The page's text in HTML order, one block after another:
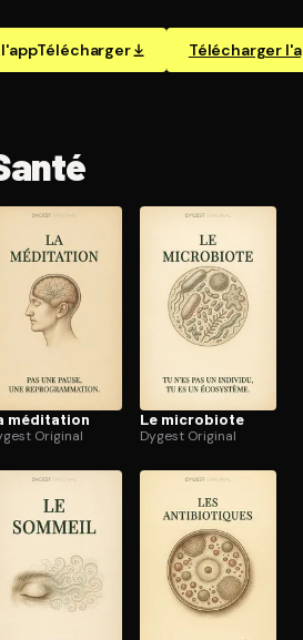
Télécharger Télécharger
photo, pointe sur le code. C'est gratuit à
méditation
Original
Le microbiote
Dygest Original